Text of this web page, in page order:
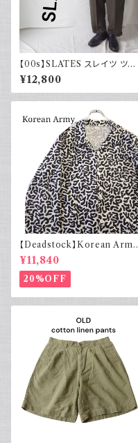
【00s】SLATES スレイツ ツー
タック スラックス リーバイス Le
vi's カーキグリーン 古着
¥12,800
【Deadstock】Korean Army
韓国軍 バクテリアカモジャケッ
ト
¥11,840
20%OFF